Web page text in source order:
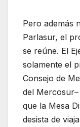
Pero además
Parlasur, el
se reúne. El
solamente el
Consejo de
del
que la Mesa
desista de